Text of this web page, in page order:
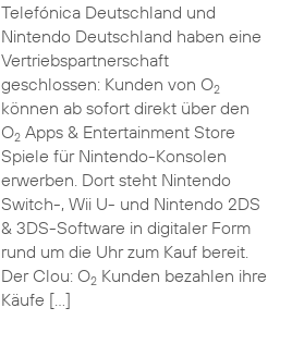
Telefónica Deutschland und
Nintendo Deutschland haben eine
Vertriebspartnerschaft
geschlossen: Kunden von O2
können ab sofort direkt über den
O2Apps & Entertainment Store
Spiele für Nintendo-Konsolen
erwerben. Dort steht Nintendo
Switch-, Wii U- und Nintendo 2DS
& 3DS-Software in digitaler Form
rund um die Uhr zum Kauf bereit.
Der Clou: O2Kunden bezahlen ihre
Käufe […]